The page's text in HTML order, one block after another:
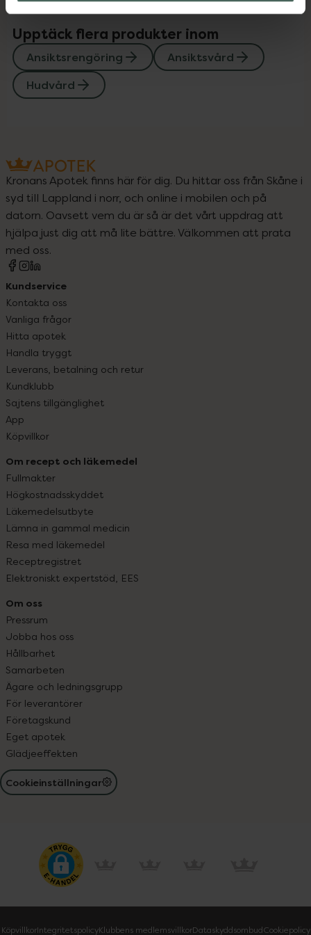
Upptäck flera produkter inom
Ansiktsrengöring
Ansiktsvård
Hudvård
Kronans Apotek finns här för dig. Du hittar oss från Skåne i
syd till Lappland i norr, och online i mobilen och på
datorn. Oavsett vem du är så är det vårt uppdrag att
hjälpa just dig att må lite bättre. Välkommen att prata
med oss.
Kundservice
Kontakta oss
Vanliga frågor
Hitta apotek
Handla tryggt
Leverans, betalning och retur
Kundklubb
Sajtens tillgänglighet
App
Köpvillkor
Om recept och läkemedel
Fullmakter
Högkostnadsskyddet
Läkemedelsutbyte
Lämna in gammal medicin
Resa med läkemedel
Receptregistret
Elektroniskt expertstöd, EES
Om oss
Pressrum
Jobba hos oss
Hållbarhet
Samarbeten
Ägare och ledningsgrupp
För leverantörer
Företagskund
Eget apotek
Glädjeeffekten
Cookieinställningar
KöpvillkorIntegritetspolicyKlubbens medlemsvillkorDataskyddsombudCookiepolicy